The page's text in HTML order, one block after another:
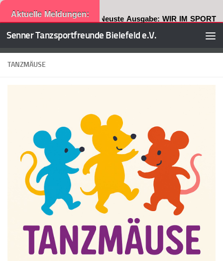
Aktuelle Meldungen: Neuste Ausgabe: WIR IM SPORT
Zum Inhalt springen
Senner Tanzsportfreunde Bielefeld e.V.
TANZMÄUSE